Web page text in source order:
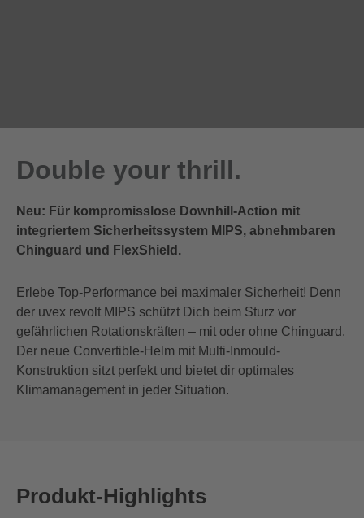
Double your thrill.
Neu: Für kompromisslose Downhill-Action mit
integriertem Sicherheitssystem MIPS, abnehmbaren
Chinguard und FlexShield.
Erlebe Top-Performance bei maximaler Sicherheit! Denn
der uvex revolt MIPS schützt Dich beim Sturz vor
gefährlichen Rotationskräften – mit oder ohne Chinguard.
Der neue Convertible-Helm mit Multi-Inmould-
Konstruktion sitzt perfekt und bietet dir optimales
Klimamanagement in jeder Situation.
Produkt-Highlights